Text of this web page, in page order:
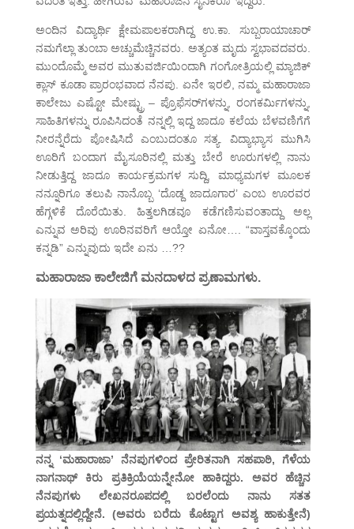
ಅಂದಿನ ವಿದ್ಯಾರ್ಥಿ ಕ್ಷೇಮಪಾಲಕರಾಗಿದ್ದ ಉ.ಕಾ. ಸುಬ್ಬರಾಯಾಚಾರ್
ನಮಗೆಲ್ಲಾ ತುಂಬಾ ಅಚ್ಚುಮೆಚ್ಚಿನವರು. ಅತ್ಯಂತ ಮೃದು ಸ್ವಭಾವದವರು.
ಮುಂದೊಮ್ಮೆ ಅವರ ಮುತುವರ್ಜಿಯಿಂದಾಗಿ ಗಂಗೋತ್ರಿಯಲ್ಲಿ ಮ್ಯಾಜಿಕ್
ಕ್ಲಾಸ್ ಕೂಡಾ ಪ್ರಾರಂಭವಾದ ನೆನಪು. ಏನೇ ಇರಲಿ, ನಮ್ಮ ಮಹಾರಾಜಾ
ಕಾಲೇಜು ಎಷ್ಟೋ ಮೇಷ್ಟ್ರು – ಪ್ರೊಫೆಸರ್‌ಗಳನ್ನು, ರಂಗಕರ್ಮಿಗಳನ್ನು,
ಸಾಹಿತಿಗಳನ್ನು ರೂಪಿಸಿದಂತೆ ನನ್ನಲ್ಲಿ ಇದ್ದ ಜಾದೂ ಕಲೆಯ ಬೆಳವಣಿಗೆಗೆ
ನೀರನ್ನೆರೆದು ಪೋಷಿಸಿದೆ ಎಂಬುದಂತೂ ಸತ್ಯ. ವಿದ್ಯಾಭ್ಯಾಸ ಮುಗಿಸಿ
ಊರಿಗೆ ಬಂದಾಗ ಮೈಸೂರಿನಲ್ಲಿ ಮತ್ತು ಬೇರೆ ಊರುಗಳಲ್ಲಿ ನಾನು
ನೀಡುತ್ತಿದ್ದ ಜಾದೂ ಕಾರ್ಯಕ್ರಮಗಳ ಸುದ್ದಿ, ಮಾಧ್ಯಮಗಳ ಮೂಲಕ
ನನ್ನೂರಿಗೂ ತಲುಪಿ ನಾನೊಬ್ಬ ‘ದೊಡ್ದ ಜಾದೂಗಾರ’ ಎಂಬ ಊರವರ
ಹೆಗ್ಗಳಿಕೆ ದೊರೆಯಿತು. ಹಿತ್ತಲಗಿಡವೂ ಕಡೆಗಣಿಸುವಂತಾದ್ದು ಅಲ್ಲ
ಎನ್ನುವ ಅರಿವು ಊರಿನವರಿಗೆ ಆಯ್ತೋ ಏನೋ…. “ವಾಸ್ತವಕ್ಕೊಂದು
ಕನ್ನಡಿ” ಎನ್ನುವುದು ಇದೇ ಏನು …??
ಮಹಾರಾಜಾ ಕಾಲೇಜಿಗೆ ಮನದಾಳದ ಪ್ರಣಾಮಗಳು.
ನನ್ನ ‘ಮಹಾರಾಜಾ’ ನೆನಪುಗಳಿಂದ ಪ್ರೇರಿತನಾಗಿ ಸಹಪಾಠಿ, ಗೆಳೆಯ
ನಾಗನಾಥ್ ಕಿರು ಪ್ರತಿಕ್ರಿಯೆಯನ್ನೇನೋ ಹಾಕಿದ್ದರು. ಅವರ ಹೆಚ್ಚಿನ
ನೆನಪುಗಳು ಲೇಖನರೂಪದಲ್ಲಿ ಬರಲೆಂದು ನಾನು ಸತತ
ಪ್ರಯತ್ನದಲ್ಲಿದ್ದೇನೆ. (ಅವರು ಬರೆದು ಕೊಟ್ಟಾಗ ಅವಶ್ಯ ಹಾಕುತ್ತೇನೆ)